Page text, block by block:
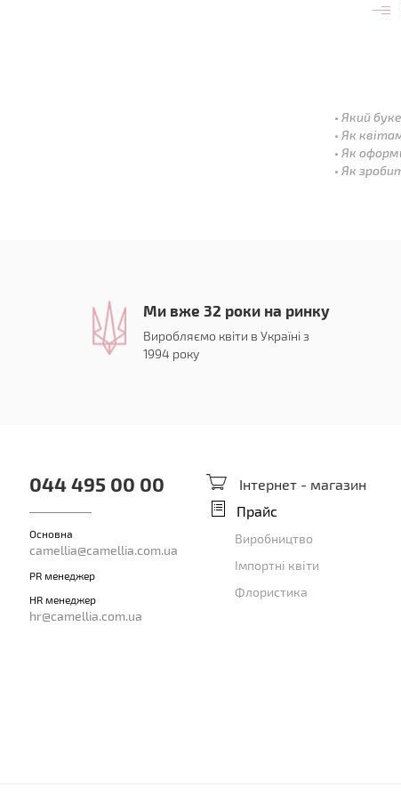
Який
Як
Як
Як
Ми вже 32 роки на ринку
Виробляємо квіти в Україні з
1994 року
044 495 00 00
Основна
camellia@camellia.com.ua
PR менеджер
HR менеджер
hr@camellia.com.ua
Інтернет - магазин
Прайс
Виробництво
Імпортні квіти
Флористика